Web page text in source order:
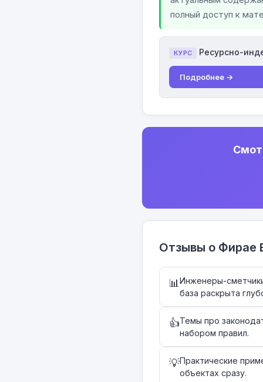
полный доступ к
КУРС Ресурсно-
Подробнее →
Отзывы о Фирае
📊 Инженеры-
база раскрыта
👍Темы про
набором правил.
💡Практические
объектах сразу.